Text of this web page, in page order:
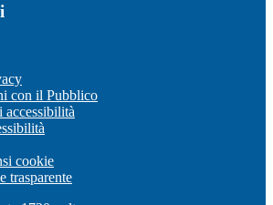
con il Pubblico
accessibilità
cookie
trasparente